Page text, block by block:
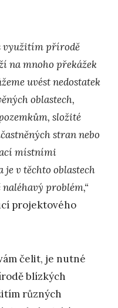
využitím přírodě
na mnoho překážek
uvést nedostatek
oblastech,
složité
stran nebo
místními
v těchto oblastech
problém,“
projektového
čelit, je nutné
blízkých
různých